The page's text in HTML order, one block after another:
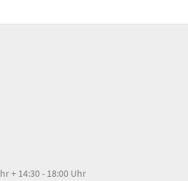
+ 14:30 - 18:00 Uhr